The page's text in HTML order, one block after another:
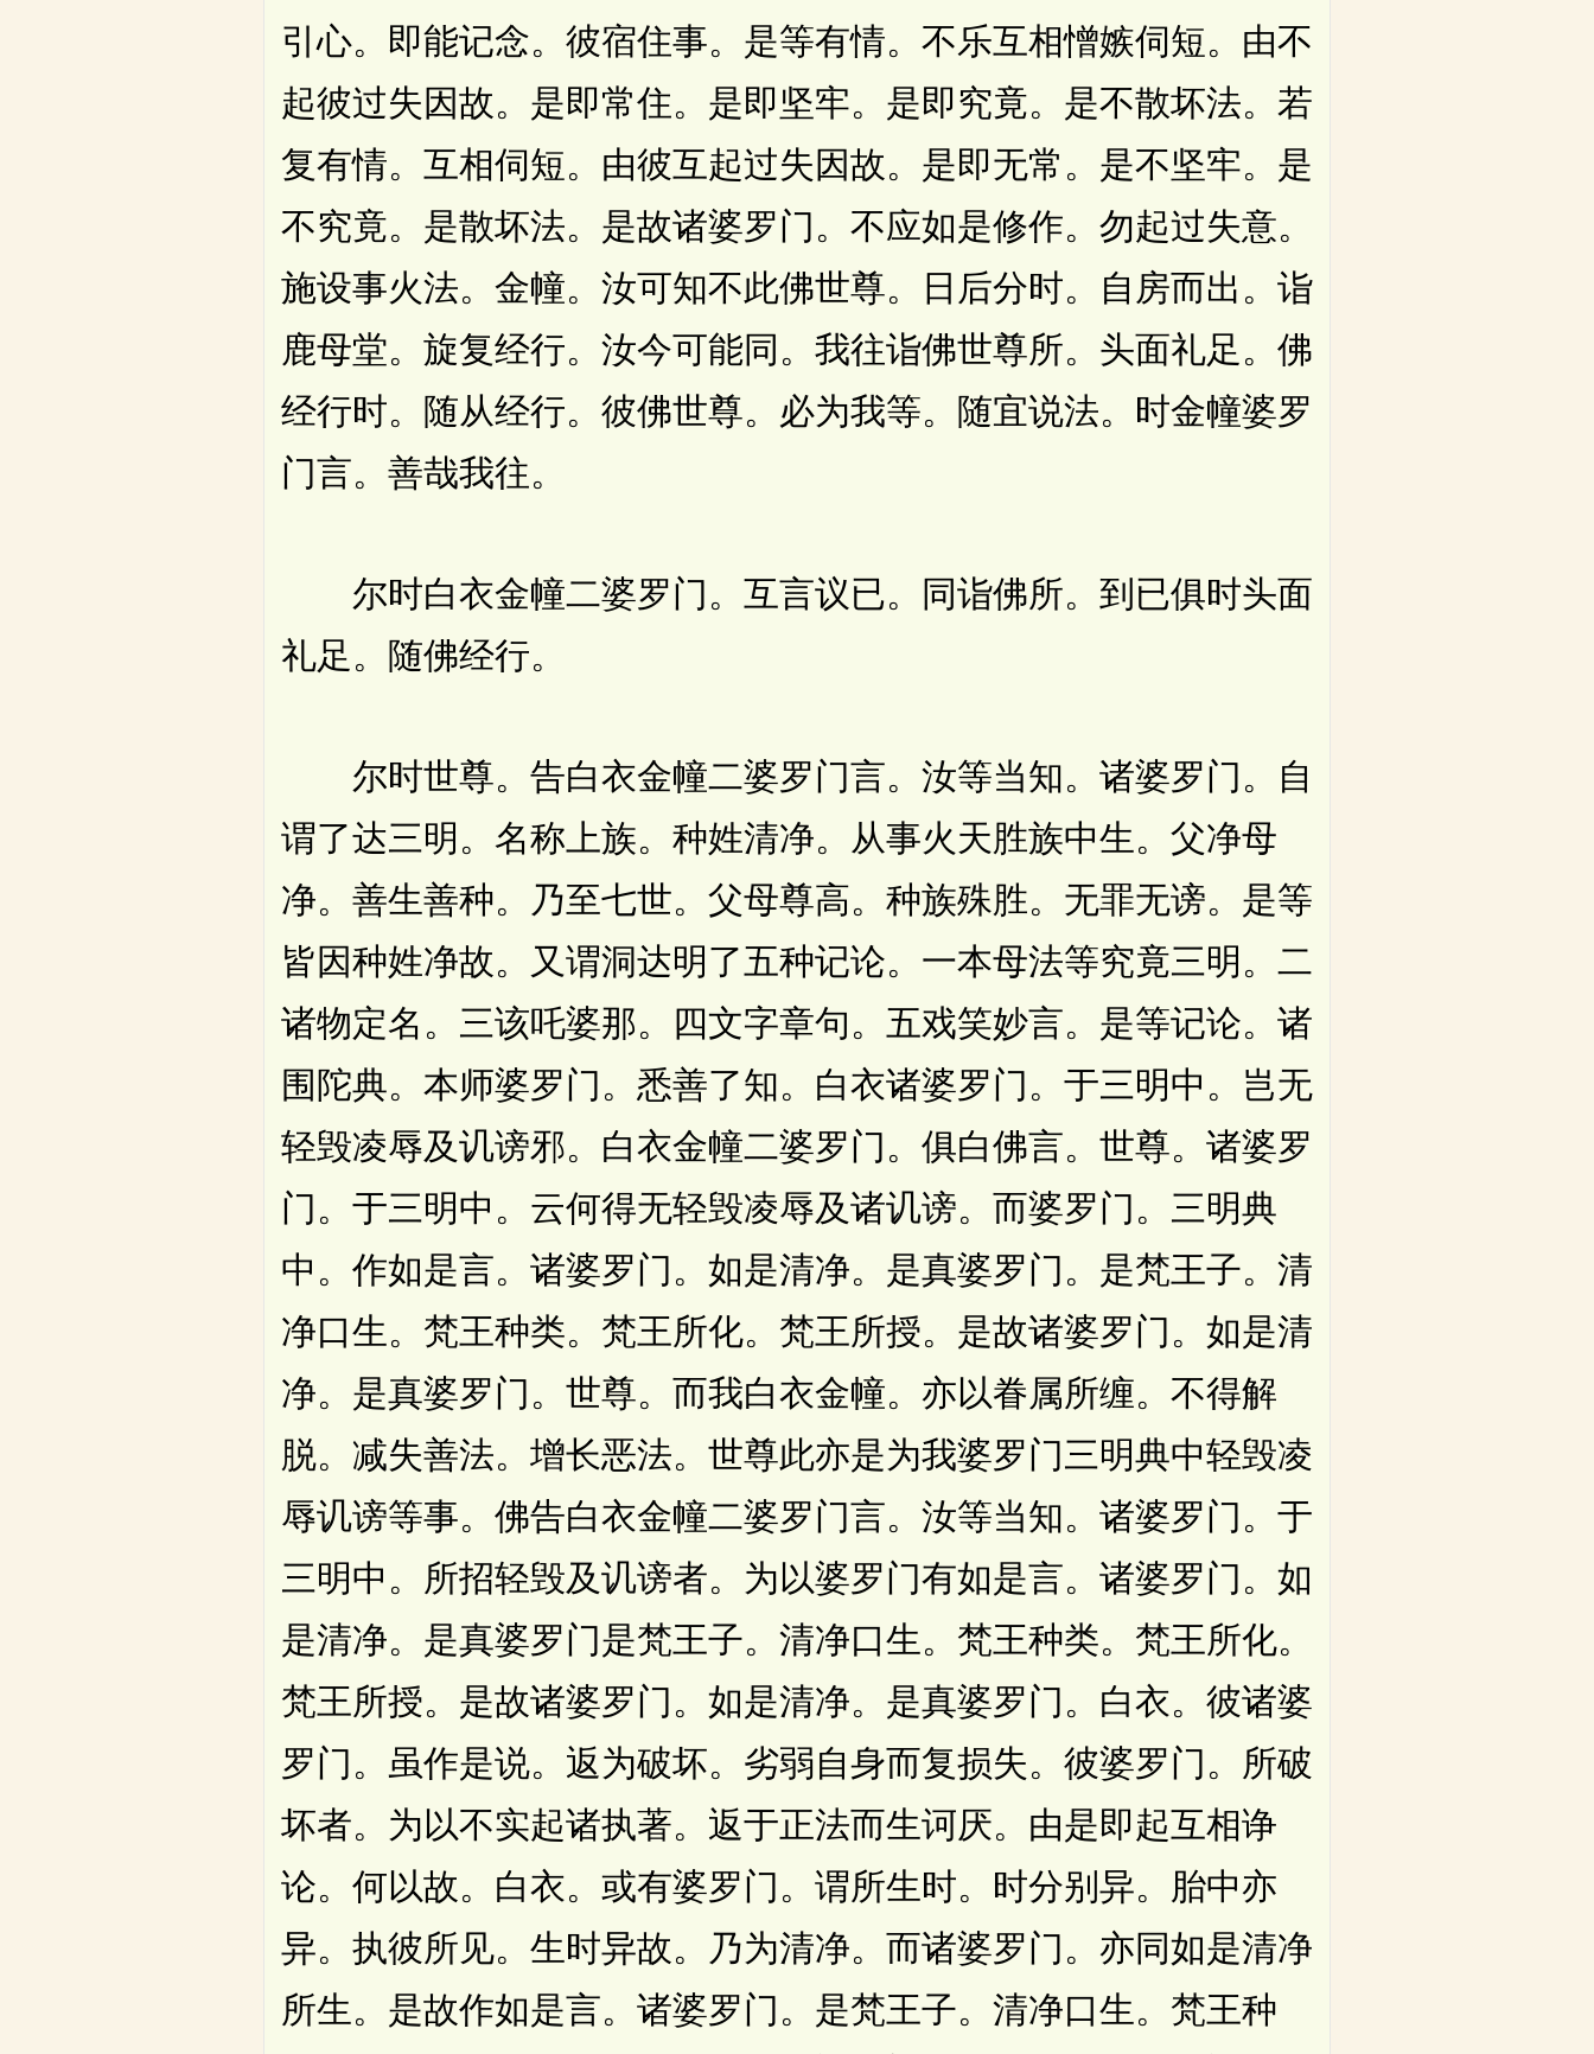
引心。即能记念。彼宿住事。是等有情。不乐互相憎嫉伺短。由不
起彼过失因故。是即常住。是即坚牢。是即究竟。是不散坏法。若
复有情。互相伺短。由彼互起过失因故。是即无常。是不坚牢。是
不究竟。是散坏法。是故诸婆罗门。不应如是修作。勿起过失意。
施设事火法。金幢。汝可知不此佛世尊。日后分时。自房而出。诣
鹿母堂。旋复经行。汝今可能同。我往诣佛世尊所。头面礼足。佛
经行时。随从经行。彼佛世尊。必为我等。随宜说法。时金幢婆罗
门言。善哉我往。
尔时白衣金幢二婆罗门。互言议已。同诣佛所。到已俱时头面
礼足。随佛经行。
尔时世尊。告白衣金幢二婆罗门言。汝等当知。诸婆罗门。自
谓了达三明。名称上族。种姓清净。从事火天胜族中生。父净母
净。善生善种。乃至七世。父母尊高。种族殊胜。无罪无谤。是等
皆因种姓净故。又谓洞达明了五种记论。一本母法等究竟三明。二
诸物定名。三该吒婆那。四文字章句。五戏笑妙言。是等记论。诸
围陀典。本师婆罗门。悉善了知。白衣诸婆罗门。于三明中。岂无
轻毁凌辱及讥谤邪。白衣金幢二婆罗门。俱白佛言。世尊。诸婆罗
门。于三明中。云何得无轻毁凌辱及诸讥谤。而婆罗门。三明典
中。作如是言。诸婆罗门。如是清净。是真婆罗门。是梵王子。清
净口生。梵王种类。梵王所化。梵王所授。是故诸婆罗门。如是清
净。是真婆罗门。世尊。而我白衣金幢。亦以眷属所缠。不得解
脱。减失善法。增长恶法。世尊此亦是为我婆罗门三明典中轻毁凌
辱讥谤等事。佛告白衣金幢二婆罗门言。汝等当知。诸婆罗门。于
三明中。所招轻毁及讥谤者。为以婆罗门有如是言。诸婆罗门。如
是清净。是真婆罗门是梵王子。清净口生。梵王种类。梵王所化。
梵王所授。是故诸婆罗门。如是清净。是真婆罗门。白衣。彼诸婆
罗门。虽作是说。返为破坏。劣弱自身而复损失。彼婆罗门。所破
坏者。为以不实起诸执著。返于正法而生诃厌。由是即起互相诤
论。何以故。白衣。或有婆罗门。谓所生时。时分别异。胎中亦
异。执彼所见。生时异故。乃为清净。而诸婆罗门。亦同如是清净
所生。是故作如是言。诸婆罗门。是梵王子。清净口生。梵王种